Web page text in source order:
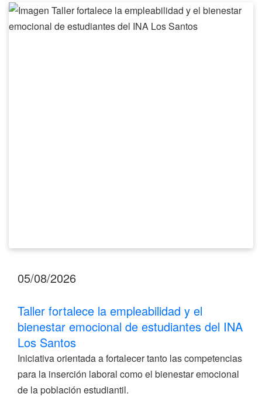
Taller
fortalece
05/08/2026
Taller fortalece la empleabilidad y el
bienestar emocional de estudiantes del INA
Los Santos
Iniciativa orientada a fortalecer tanto las competencias
para la inserción laboral como el bienestar emocional
de la población estudiantil.